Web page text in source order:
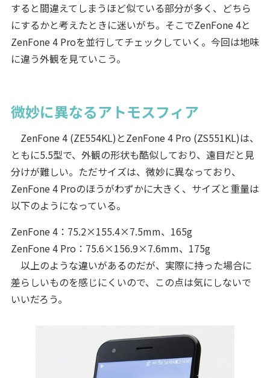
すると間違えてしまうほど似ている部分が多く、どちら
にするかと考えたときに迷いがち。そこでZenFone 4と
ZenFone 4 Proを並行してチェックしていく。今回は地味
に違う外観を見ていこう。
微妙に異なるアトモスフィア
ZenFone 4 (ZE554KL)とZenFone 4 Pro (ZS551KL)は、
ともに5.5型で、外観の形状も酷似しており、遠目だと見
分けが難しい。ただサイズは、微妙に異なっており、
ZenFone 4 Proのほうがわずかに大きく、サイズと重量は
以下のようになっている。
ZenFone 4：75.2×155.4×7.5mm、165g
ZenFone 4 Pro：75.6×156.9×7.6mm、175g
以上のような違いがあるのだが、実際に持った場合に
差らしいものを感じにくいので、この点は気にしないで
いいだろう。